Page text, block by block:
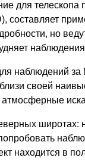
для
составляет
но
наблюдений за
своей
атмосферные
широтах:
находится в